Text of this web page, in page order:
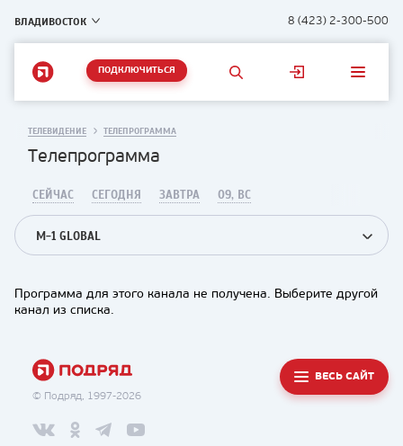
ВЛАДИВОСТОК 8 (423) 2-300-500
ПОДКЛЮЧИТЬСЯ
ТЕЛЕВИДЕНИЕ ТЕЛЕПРОГРАММА
Телепрограмма
СЕЙЧАС СЕГОДНЯ ЗАВТРА 09, ВС
M-1 GLOBAL
Программа для этого канала не получена. Выберите другой
канал из списка.
© Подряд, 1997-2026
ВЕСЬ САЙТ